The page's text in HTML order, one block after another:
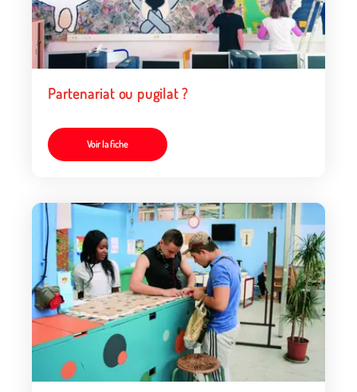
Partenariat ou pugilat ?
Voir la fiche